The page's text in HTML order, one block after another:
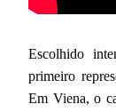
Escolhido
primeiro
Em Viena, o